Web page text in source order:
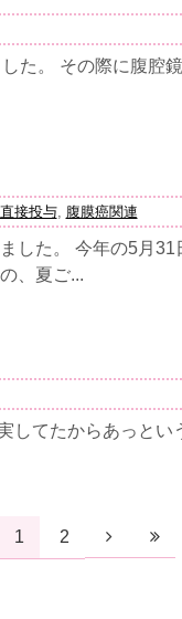
た。 その際に腹腔
接投与, 腹膜癌関連
した。 今年の5月
、夏ご...
てたからあっとい
1 2